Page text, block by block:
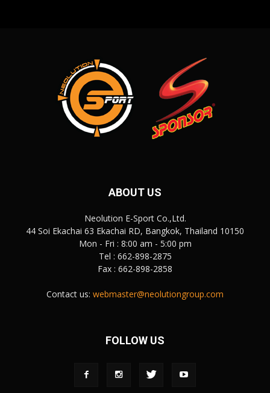
ABOUT US
Neolution E-Sport Co.,Ltd.
44 Soi Ekachai 63 Ekachai RD, Bangkok, Thailand 10150
Mon - Fri : 8:00 am - 5:00 pm
Tel : 662-898-2875
Fax : 662-898-2858
Contact us: webmaster@neolutiongroup.com
FOLLOW US